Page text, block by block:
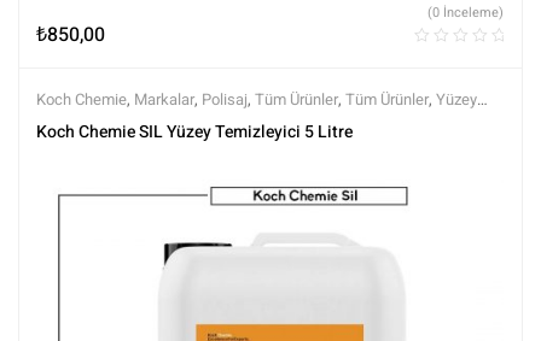
₺850,00
(0 İnceleme)
Koch Chemie, Markalar, Polisaj, Tüm Ürünler, Tüm Ürünler, Yüzey
Temizleyici ve Arındırıcılar,Yüzey Temizleyiciler
Koch Chemie SIL Yüzey Temizleyici 5 Litre